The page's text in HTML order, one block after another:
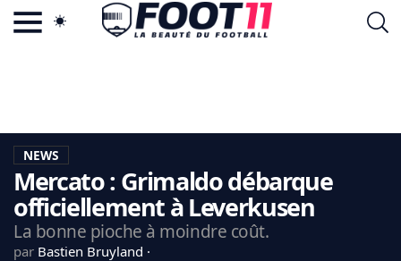
LA CHARTE
VIE PRIVÉE
CGU
CONTACTEZ-NOUS
NEWS
Mercato : Grimaldo débarque
officiellement à Leverkusen
La bonne pioche à moindre coût.
par Bastien Bruyland